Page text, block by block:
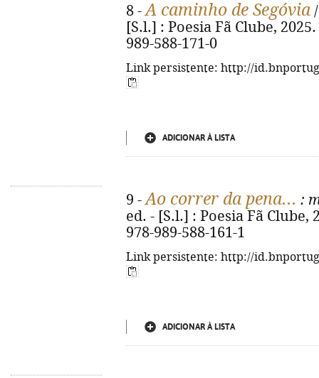
8 -A caminho de Segóvia
[S.l.] : Poesia Fã Clube,
989-588-171-0
Link persistente: http://
ADICIONAR À LISTA
9 -Ao correr da pena... :
ed. - [S.l.] : Poesia Fã Clube,
978-989-588-161-1
Link persistente: http://
ADICIONAR À LISTA